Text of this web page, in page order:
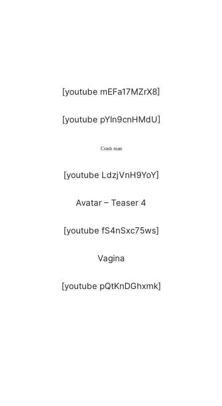
[youtube mEFa17MZrX8]
[youtube pYIn9cnHMdU]
Crash man
[youtube LdzjVnH9YoY]
Avatar – Teaser 4
[youtube fS4nSxc75ws]
Vagina
[youtube pQtKnDGhxmk]